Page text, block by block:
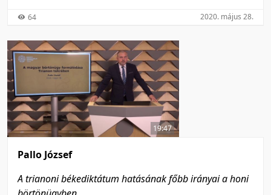
64 2020. május 28.
19:47
Pallo József
A trianoni békediktátum hatásának főbb irányai a honi